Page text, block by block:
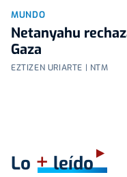
MUNDO
Netanyahu
Gaza
EZTIZEN URIARTE | NTM
Lo +leído